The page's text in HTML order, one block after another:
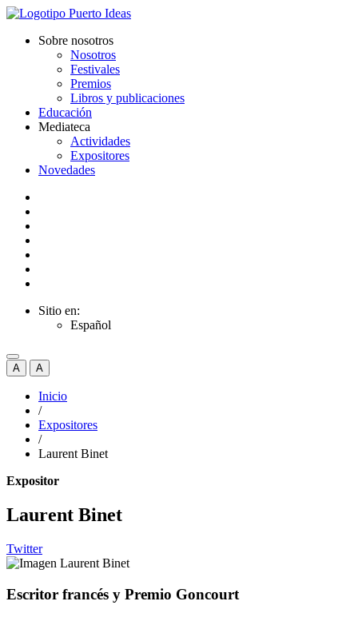
Sobre nosotros
Nosotros
Festivales
Premios
Libros y publicaciones
Educación
Mediateca
Actividades
Expositores
Novedades
Sitio en:
Español
A A
Inicio
/
Expositores
/
Laurent Binet
Expositor
Laurent Binet
Twitter
Escritor francés y Premio Goncourt